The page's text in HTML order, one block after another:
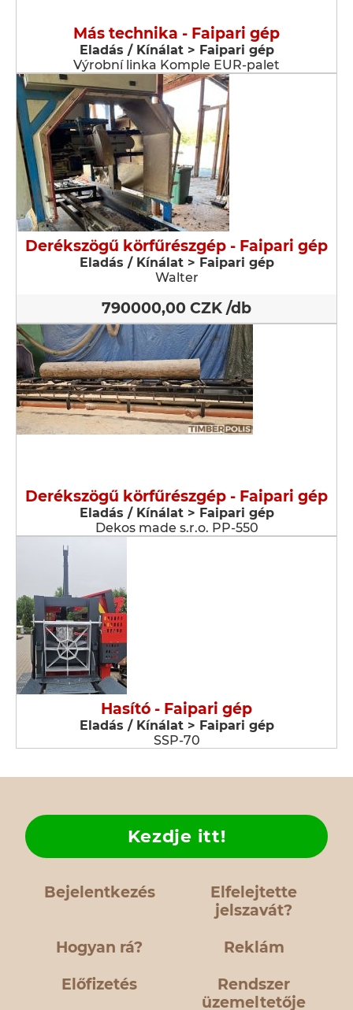
Más technika - Faipari gép
Eladás / Kínálat > Faipari gép
Výrobní linka Komple EUR-palet
Derékszögű körfűrészgép - Faipari gép
Eladás / Kínálat > Faipari gép
Walter
790000,00 CZK /db
Derékszögű körfűrészgép - Faipari gép
Eladás / Kínálat > Faipari gép
Dekos made s.r.o. PP-550
Hasító - Faipari gép
Eladás / Kínálat > Faipari gép
SSP-70
Bejelentkezés
Elfelejtette
jelszavát?
Hogyan rá?
Kezdje itt!
Reklám
Előfizetés
Rendszer
üzemeltetője